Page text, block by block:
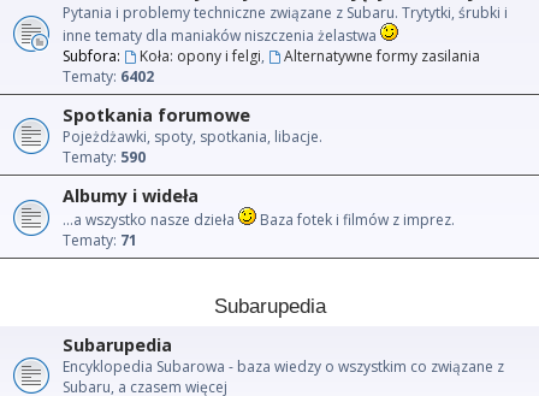
Pytania i problemy techniczne związane z Subaru. Trytytki, śrubki i
inne tematy dla maniaków niszczenia żelastwa
Subfora:
Koła: opony i felgi,
Alternatywne formy zasilania
Tematy: 6402
Spotkania forumowe
Pojeżdżawki, spoty, spotkania, libacje.
Tematy: 590
Albumy i wideła
...a wszystko nasze dzieła
Baza fotek i filmów z imprez.
Tematy: 71
Subarupedia
Subarupedia
Encyklopedia Subarowa - baza wiedzy o wszystkim co związane z
Subaru, a czasem więcej